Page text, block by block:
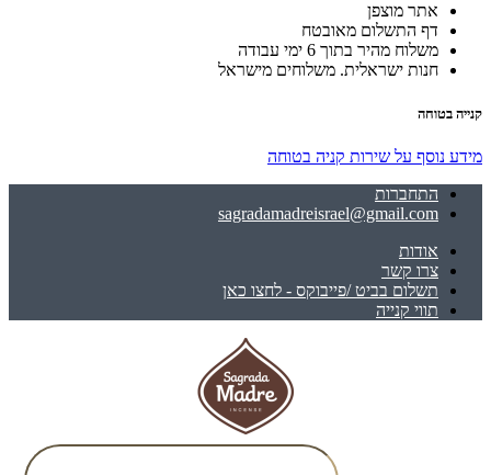
אתר מוצפן
דף התשלום מאובטח
משלוח מהיר בתוך 6 ימי עבודה
חנות ישראלית. משלוחים מישראל
קנייה בטוחה
מידע נוסף על שירות קניה בטוחה
התחברות
sagradamadreisrael@gmail.com
אודות
צרו קשר
תשלום בביט /פייבוקס - לחצו כאן
תווי קנייה